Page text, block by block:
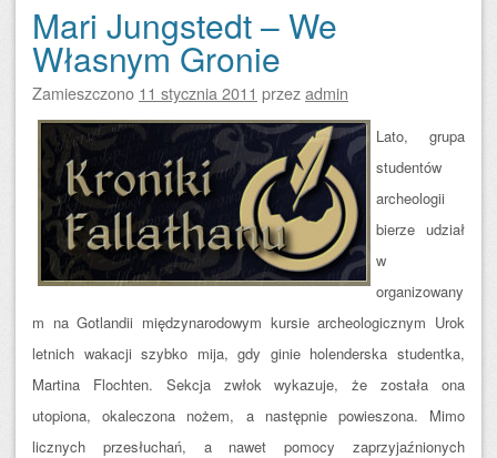
Mari Jungstedt – We
Własnym Gronie
Zamieszczono 11 stycznia 2011 przezadmin
Lato, grupa
studentów
archeologii
bierze udział
w
organizowany
m na Gotlandii międzynarodowym kursie archeologicznym Urok
letnich wakacji szybko mija, gdy ginie holenderska studentka,
Martina Flochten. Sekcja zwłok wykazuje, że została ona
utopiona, okaleczona nożem, a następnie powieszona. Mimo
licznych przesłuchań, a nawet pomocy zaprzyjaźnionych